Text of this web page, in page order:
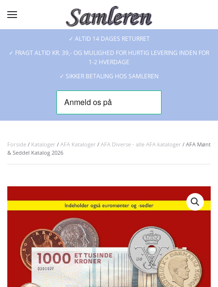
Skip to main content
✓ ALTID 14 DAGES RETURRET
✓ FRAGT ALTID KR. 39,- OG MULIGHED FOR HURTIG LEVERING INDEN FOR
1-2 HVERDAGE
✓ SIKKER BETALING HOS SAMLEREN
Forside / Kataloger / AFA Kataloger / AFA Diverse - alle AFA kataloger / AFA Mønt
& Seddel Katalog 2026